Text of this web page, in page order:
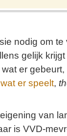
nodig om
gelijk
er
er speelt,
van
is VVD-